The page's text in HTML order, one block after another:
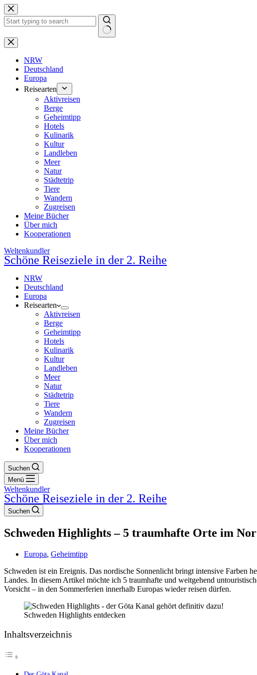
Zum
Inhalt
springen
Keine
Ergebnisse
NRW
Deutschland
Europa
Reisearten
Aktivreisen
Berge
Geheimtipp
Hotels
Kulinarik
Kultur
Landleben
Meer
Natur
Städtetrip
Tiere
Wandern
Zugreisen
Meine Bücher
Über mich
Kooperationen
Weltenkundler
Schöne Reiseziele in der 2. Reihe
NRW
Deutschland
Europa
Reisearten
Aktivreisen
Berge
Geheimtipp
Hotels
Kulinarik
Kultur
Landleben
Meer
Natur
Städtetrip
Tiere
Wandern
Zugreisen
Meine Bücher
Über mich
Kooperationen
Suchen
Menü
Weltenkundler
Schöne Reiseziele in der 2. Reihe
Suchen
Schweden Highlights – 5 traumhafte Orte im
Europa, Geheimtipp
Schweden ist ein Ereignis. Das nordische Sonnenlicht bringt intensive Farben
Landes. In diesem Artikel möchte ich 5 traumhafte und weitgehend
Vorsicht – in den Sommerferien innerhalb Europas wieder reisen dürfen.
Schweden Highlights entdecken
Inhaltsverzeichnis